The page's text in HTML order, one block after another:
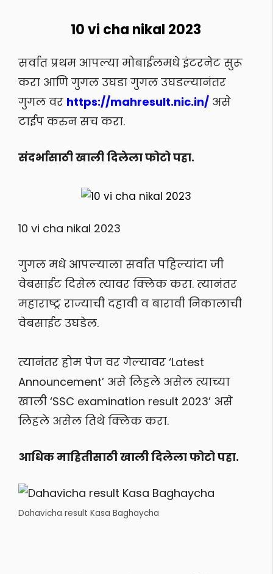
10 vi cha nikal 2023
सर्वात प्रथम आपल्या मोबाईलमधे इंटरनेट सुरू
करा आणि गुगल उघडा गुगल उघडल्यानंतर
गुगल वर https://mahresult.nic.in/ असे
टाईप करुन सच करा.
संदर्भासाठी खाली दिलेला फोटो पहा.
10 vi cha nikal 2023
गुगल मधे आपल्याला सर्वात पहिल्यांदा जी
वेबसाईट दिसेल त्यावर क्लिक करा. त्यानंतर
महाराष्ट्र राज्याची दहावी व बारावी निकालाची
वेबसाईट उघडेल.
त्यानंतर होम पेज वर गेल्यावर ‘Latest
Announcement’ असे लिहले असेल त्याच्या
खाली ‘SSC examination result 2023’ असे
लिहले असेल तिथे क्लिक करा.
आधिक माहितीसाठी खाली दिलेला फोटो पहा.
Dahavicha result Kasa Baghaycha